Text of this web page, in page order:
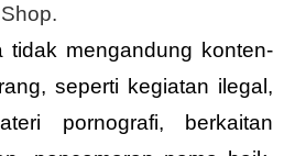
tidak mengandung konten-
seperti kegiatan ilegal,
pornografi, berkaitan